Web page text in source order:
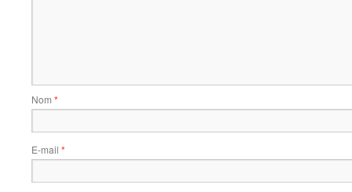
Nom *
E-mail *